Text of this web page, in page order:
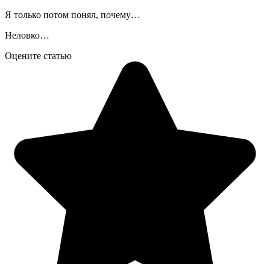
Я только потом понял, почему…
Неловко…
Оцените статью